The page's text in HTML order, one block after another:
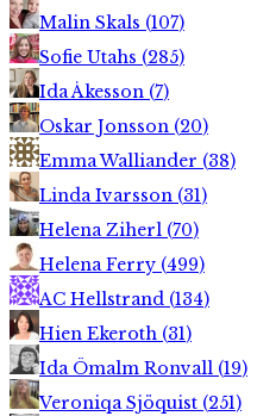
Malin Skals (107)
Sofie Utahs (285)
Ida Åkesson (7)
Oskar Jonsson (20)
Emma Walliander (38)
Linda Ivarsson (31)
Helena Ziherl (70)
Helena Ferry (499)
AC Hellstrand (134)
Hien Ekeroth (31)
Ida Ömalm Ronvall (19)
Veroniqa Sjöquist (251)